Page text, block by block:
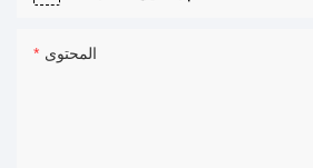
المحتوى